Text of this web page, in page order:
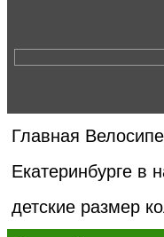
Главная
Екатеринбурге в
детские размер